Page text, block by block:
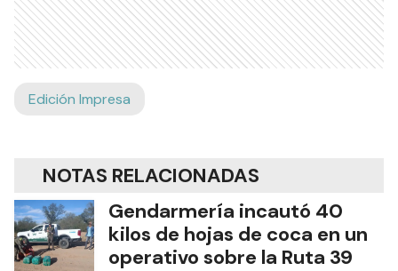
Edición Impresa
NOTAS RELACIONADAS
Gendarmería incautó 40
kilos de hojas de coca en un
operativo sobre la Ruta 39